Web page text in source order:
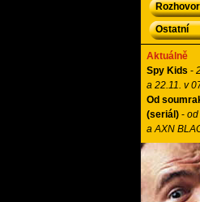
Ostatní
Aktuálně
Spy Kids -
a 22.11. v
Od
(seriál)- od
a AXN